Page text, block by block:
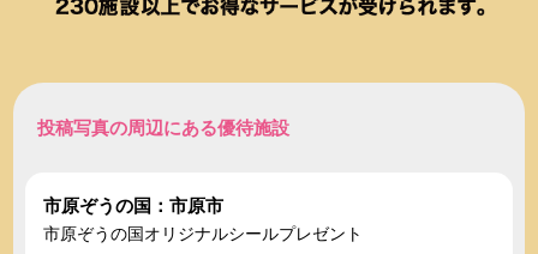
投稿写真の周辺にある優待施設
市原ぞうの国：市原市
市原ぞうの国オリジナルシールプレゼント